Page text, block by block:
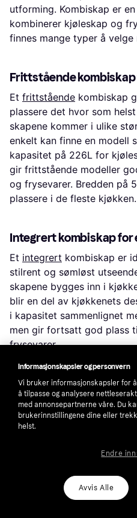
utforming. Kombiskap er
kombinerer kjøleskap og
finnes mange typer å velge
Frittstående
Et frittstående kombiskap
plassere det hvor som
skapene kommer i ulike
enkelt kan finne en modell
kapasitet på 226L for
gir frittstående modeller
og frysevarer. Bredden på
plassere i de fleste kjøkken.
Integrert kombiskap for
Et integrert kombiskap er
stilrent og sømløst
skapene bygges inn i
blir en del av kjøkkenets
i kapasitet sammenlignet
men gir fortsatt god plass
frysevarer.
Side-by-side
Hvis du har behov for
side-by-sidekombiskap
skapene har kjøleskap og
hverandre, noe som gir
is- og vanndispenser, noe
Informasjonskapsler og personvern
Vi bruker informasjonskapsler for
å tilpasse og analysere
med annonsepartnerne våre. Du
brukerinnstillingene dine eller
helst.
Avvis Alle
Endre